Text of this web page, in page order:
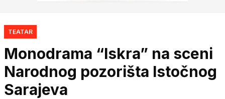
TEATAR
Monodrama “Iskra” na sceni
Narodnog pozorišta Istočnog
Sarajeva